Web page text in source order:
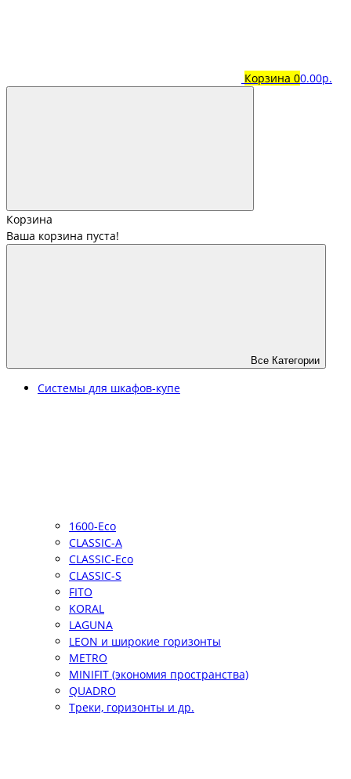
Корзина 00.00р.
Корзина
Ваша корзина пуста!
Все Категории
Системы для шкафов-купе
1600-Eco
CLASSIC-A
CLASSIC-Eco
CLASSIC-S
FITO
KORAL
LAGUNA
LEON и широкие горизонты
METRO
MINIFIT (экономия пространства)
QUADRO
Треки, горизонты и др.